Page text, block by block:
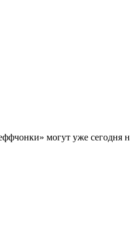
могут уже сегодня